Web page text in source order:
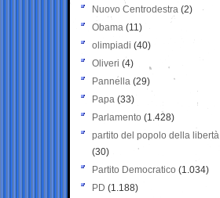
Nuovo Centrodestra (2)
Obama (11)
olimpiadi (40)
Oliveri (4)
Pannella (29)
Papa (33)
Parlamento (1.428)
partito del popolo della libertà
(30)
Partito Democratico (1.034)
PD (1.188)